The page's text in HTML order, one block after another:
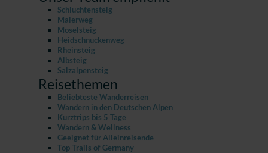
Schluchtensteig
Malerweg
Moselsteig
Heidschnuckenweg
Rheinsteig
Albsteig
Salzalpensteig
Reisethemen
Beliebteste Wanderreisen
Wandern in den Deutschen Alpen
Kurztrips bis 5 Tage
Wandern & Wellness
Geeignet für Alleinreisende
Top Trails of Germany